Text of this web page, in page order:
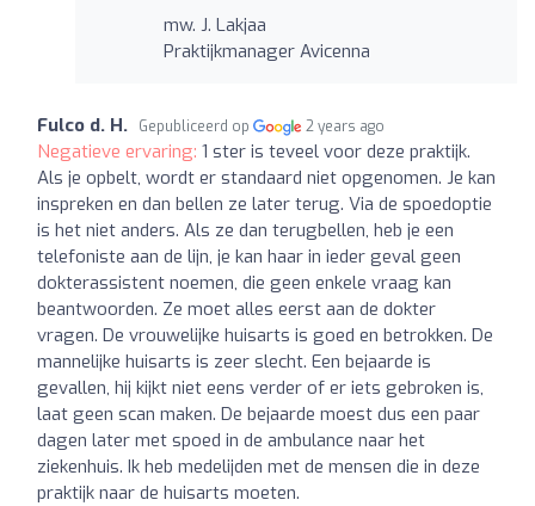
mw. J. Lakjaa
Praktijkmanager Avicenna
Fulco d. H. Gepubliceerd op 2 years ago
Negatieve ervaring: 1 ster is teveel voor deze praktijk.
Als je opbelt, wordt er standaard niet opgenomen. Je kan
inspreken en dan bellen ze later terug. Via de spoedoptie
is het niet anders. Als ze dan terugbellen, heb je een
telefoniste aan de lijn, je kan haar in ieder geval geen
dokterassistent noemen, die geen enkele vraag kan
beantwoorden. Ze moet alles eerst aan de dokter
vragen. De vrouwelijke huisarts is goed en betrokken. De
mannelijke huisarts is zeer slecht. Een bejaarde is
gevallen, hij kijkt niet eens verder of er iets gebroken is,
laat geen scan maken. De bejaarde moest dus een paar
dagen later met spoed in de ambulance naar het
ziekenhuis. Ik heb medelijden met de mensen die in deze
praktijk naar de huisarts moeten.